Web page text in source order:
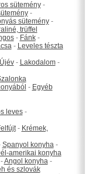
sütemény-
-
sütemény-
trüffel
- Fánk-
- Leveles tészta
Újév- Lakodalom-
- Egyéb
leves-
- Krémek,
Spanyol konyha-
amerikai konyha
Angol konyha-
és szlovák